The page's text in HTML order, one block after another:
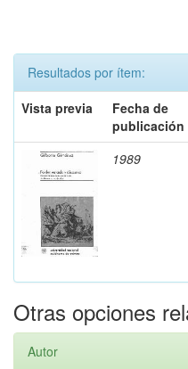
Resultados por ítem:
Vista previa
Fecha de
publicación
1989
Otras opciones
Autor